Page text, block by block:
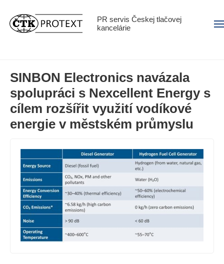
PR servis Českej tlačovej
kancelárie
SINBON Electronics navázala
spolupráci s Nexcellent Energy s
cílem rozšířit využití vodíkové
energie v městském průmyslu